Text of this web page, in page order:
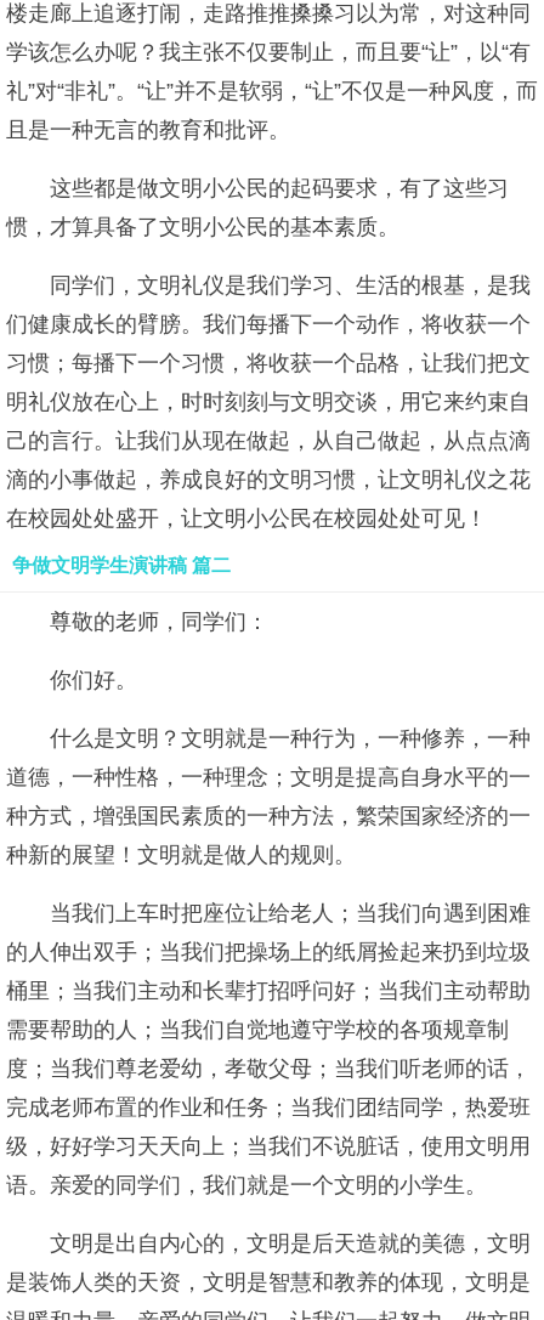
楼走廊上追逐打闹，走路推推搡搡习以为常，对这种同
学该怎么办呢？我主张不仅要制止，而且要“让”，以“有
礼”对“非礼”。“让”并不是软弱，“让”不仅是一种风度，而
且是一种无言的教育和批评。
这些都是做文明小公民的起码要求，有了这些习
惯，才算具备了文明小公民的基本素质。
同学们，文明礼仪是我们学习、生活的根基，是我
们健康成长的臂膀。我们每播下一个动作，将收获一个
习惯；每播下一个习惯，将收获一个品格，让我们把文
明礼仪放在心上，时时刻刻与文明交谈，用它来约束自
己的言行。让我们从现在做起，从自己做起，从点点滴
滴的小事做起，养成良好的文明习惯，让文明礼仪之花
在校园处处盛开，让文明小公民在校园处处可见！
争做文明学生演讲稿 篇二
尊敬的老师，同学们：
你们好。
什么是文明？文明就是一种行为，一种修养，一种
道德，一种性格，一种理念；文明是提高自身水平的一
种方式，增强国民素质的一种方法，繁荣国家经济的一
种新的展望！文明就是做人的规则。
当我们上车时把座位让给老人；当我们向遇到困难
的人伸出双手；当我们把操场上的纸屑捡起来扔到垃圾
桶里；当我们主动和长辈打招呼问好；当我们主动帮助
需要帮助的人；当我们自觉地遵守学校的各项规章制
度；当我们尊老爱幼，孝敬父母；当我们听老师的话，
完成老师布置的作业和任务；当我们团结同学，热爱班
级，好好学习天天向上；当我们不说脏话，使用文明用
语。亲爱的同学们，我们就是一个文明的小学生。
文明是出自内心的，文明是后天造就的美德，文明
是装饰人类的天资，文明是智慧和教养的体现，文明是